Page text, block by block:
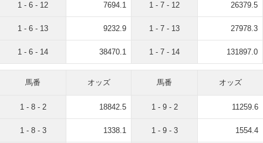
1 - 6 - 12 7694.1
1 - 6 - 13 9232.9
1 - 6 - 14 38470.1
1 - 7 - 12 26379.5
1 - 7 - 13 27978.3
1 - 7 - 14 131897.0
馬番 オッズ
1 - 8 - 2 18842.5
1 - 8 - 3 1338.1
馬番 オッズ
1 - 9 - 2 11259.6
1 - 9 - 3 1554.4